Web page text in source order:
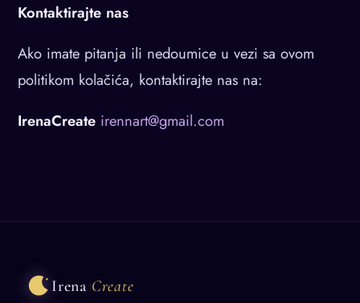
Kontaktirajte nas
Ako imate pitanja ili nedoumice u vezi sa ovom
politikom kolačića, kontaktirajte nas na:
IrenaCreate irennart@gmail.com
Irena Create